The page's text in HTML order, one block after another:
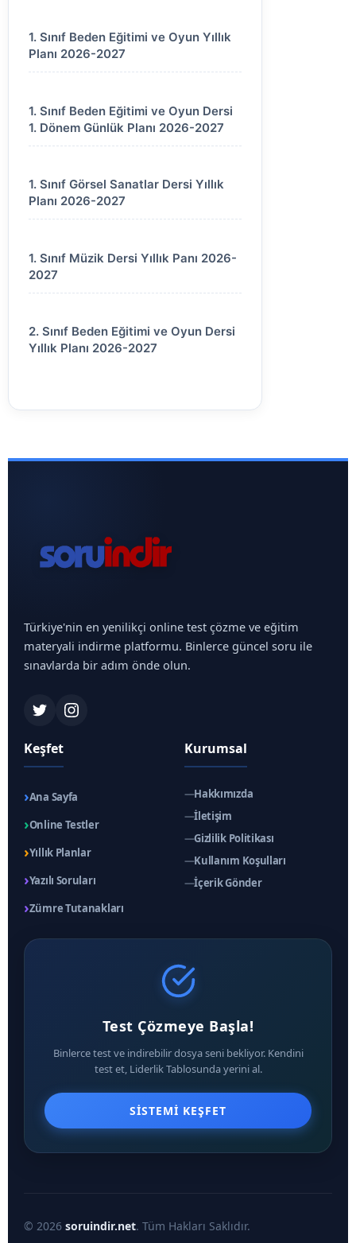
1. Sınıf Beden Eğitimi ve Oyun Yıllık
Planı 2026-2027
1. Sınıf Beden Eğitimi ve Oyun Dersi
1. Dönem Günlük Planı 2026-2027
1. Sınıf Görsel Sanatlar Dersi Yıllık
Planı 2026-2027
1. Sınıf Müzik Dersi Yıllık Panı 2026-
2027
2. Sınıf Beden Eğitimi ve Oyun Dersi
Yıllık Planı 2026-2027
Türkiye'nin en yenilikçi online test çözme ve eğitim
materyali indirme platformu. Binlerce güncel soru ile
sınavlarda bir adım önde olun.
Keşfet
›Ana Sayfa
›Online Testler
›Yıllık Planlar
›Yazılı Soruları
›Zümre Tutanakları
Kurumsal
—Hakkımızda
—İletişim
—Gizlilik Politikası
—Kullanım Koşulları
—İçerik Gönder
Test Çözmeye Başla!
Binlerce test ve indirebilir dosya seni bekliyor. Kendini
test et, Liderlik Tablosunda yerini al.
SISTEMI KEŞFET
© 2026 soruindir.net. Tüm Hakları Saklıdır.